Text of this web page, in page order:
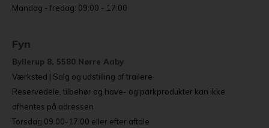
Mandag - fredag: 09:00 - 17:00
Fyn
Byllerup 8, 5580 Nørre Aaby
Værksted | Salg og udstilling af trailere
Reservedele, tilbehør og have- og parkprodukter kan ikke
afhentes på adressen
Torsdag 09.00-17.00 eller efter aftale